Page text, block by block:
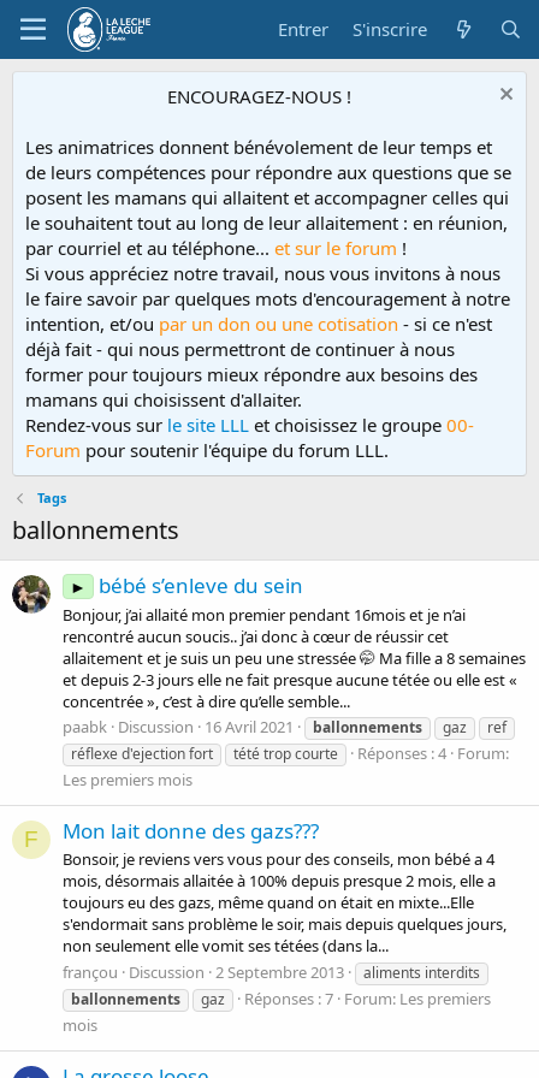
Entrer S'inscrire
ENCOURAGEZ-NOUS !
Les animatrices donnent bénévolement de leur temps et
de leurs compétences pour répondre aux questions que se
posent les mamans qui allaitent et accompagner celles qui
le souhaitent tout au long de leur allaitement : en réunion,
par courriel et au téléphone... et sur le forum !
Si vous appréciez notre travail, nous vous invitons à nous
le faire savoir par quelques mots d'encouragement à notre
intention, et/ou par un don ou une cotisation - si ce n'est
déjà fait - qui nous permettront de continuer à nous
former pour toujours mieux répondre aux besoins des
mamans qui choisissent d'allaiter.
Rendez-vous sur le site LLL et choisissez le groupe 00-
Forum pour soutenir l'équipe du forum LLL.
Tags
ballonnements
► bébé s’enleve du sein
Bonjour, j’ai allaité mon premier pendant 16mois et je n’ai
rencontré aucun soucis.. j’ai donc à cœur de réussir cet
allaitement et je suis un peu une stressée 🤭 Ma fille a 8 semaines
et depuis 2-3 jours elle ne fait presque aucune tétée ou elle est «
concentrée », c’est à dire qu’elle semble...
paabk Discussion 16 Avril 2021 ballonnements gaz
ref
réflexe d'ejection fort
tété trop courte Réponses : 4 Forum:
Les premiers mois
F Mon lait donne des gazs???
Bonsoir, je reviens vers vous pour des conseils, mon bébé a 4
mois, désormais allaitée à 100% depuis presque 2 mois, elle a
toujours eu des gazs, même quand on était en mixte...Elle
s'endormait sans problème le soir, mais depuis quelques jours,
non seulement elle vomit ses tétées (dans la...
françou
Discussion 2 Septembre 2013
aliments interdits
ballonnements
gaz Réponses : 7 Forum: Les premiers
mois